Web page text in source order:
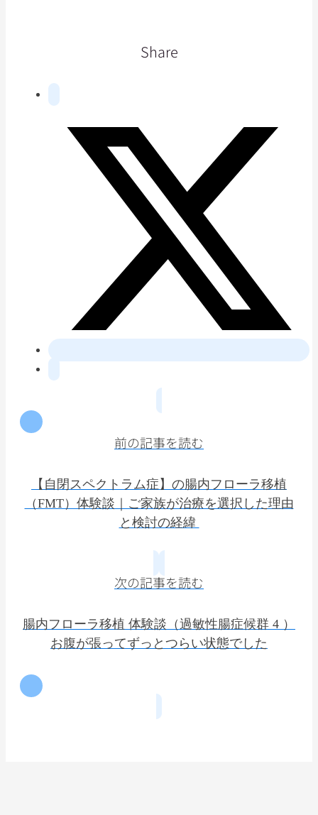
Share
前の記事を読む
【自閉スペクトラム症】の腸内フローラ移植
（FMT）体験談｜ご家族が治療を選択した理由
と検討の経緯
次の記事を読む
腸内フローラ移植 体験談（過敏性腸症候群 4 ）
お腹が張ってずっとつらい状態でした